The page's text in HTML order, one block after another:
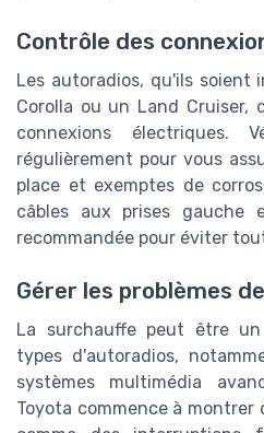
Contrôle des
Les autoradios, qu'ils soient
Corolla ou un Land Cruiser,
connexions électriques.
régulièrement pour vous
place et exemptes de
câbles aux prises gauche
recommandée pour éviter
Gérer les problèmes
La surchauffe peut être
types d'autoradios,
systèmes multimédia
Toyota commence à montrer